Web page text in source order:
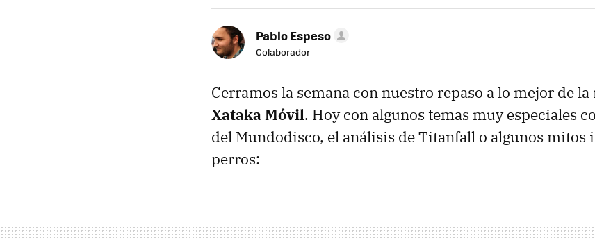
Pablo Espeso
Colaborador
Cerramos la semana con nuestro repaso a lo mejor de la
Xataka Móvil. Hoy con algunos temas muy especiales
del Mundodisco, el análisis de Titanfall o algunos mitos
perros: